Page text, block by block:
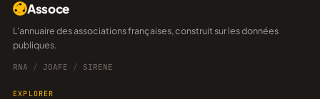
Assoce
L'annuaire des associations françaises, construit sur les données
publiques.
RNA / JOAFE / SIRENE
EXPLORER